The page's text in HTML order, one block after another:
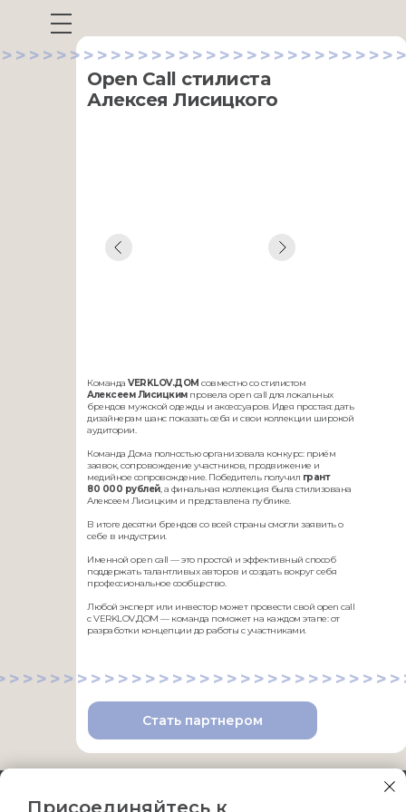
Open Call стилиста
Алексея Лисицкого
Команда VERKLOV.ДОМ совместно со стилистом
Алексеем Лисицкимпровела open call для локальных
брендов мужской одежды и аксессуаров. Идея простая: дать
дизайнерам шанс показать себя и свои коллекции широкой
аудитории.
Команда Дома полностью организовала конкурс: приём
заявок, сопровождение участников, продвижение и
медийное сопровождение. Победитель получил грант
80 000 рублей, а финальная коллекция была стилизована
Алексеем Лисицким и представлена публике.
В итоге десятки брендов со всей страны смогли заявить о
себе в индустрии.
Именной open call — это простой и эффективный способ
поддержать талантливых авторов и создать вокруг себя
профессиональное сообщество.
Любой эксперт или инвестор может провести свой open call
с VERKLOV.ДОМ — команда поможет на каждом этапе: от
разработки концепции до работы с участниками.
Стать партнером